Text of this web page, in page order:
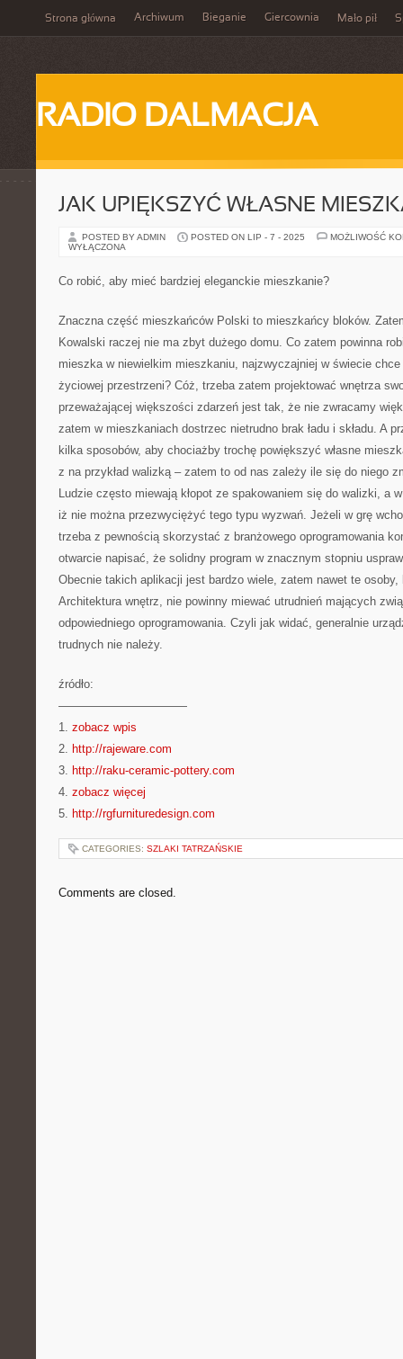
Strona główna Archiwum Bieganie Giercownia Mało pił
RADIO DALMACJA
JAK UPIĘKSZYĆ WŁASNE
POSTED BY ADMIN POSTED ON LIP - 7 - 2025
MOŻLIWOŚĆ
WYŁĄCZONA
Co robić, aby mieć bardziej eleganckie mieszkanie?
Znaczna część mieszkańców Polski to mieszkańcy bloków.
Kowalski raczej nie ma zbyt dużego domu. Co zatem powinna
mieszka w niewielkim mieszkaniu, najzwyczajniej w świecie
życiowej przestrzeni? Cóż, trzeba zatem projektować wnętrza
przeważającej większości zdarzeń jest tak, że nie zwracamy
zatem w mieszkaniach dostrzec nietrudno brak ładu i składu. A
kilka sposobów, aby chociażby trochę powiększyć własne
z na przykład walizką – zatem to od nas zależy ile się do niego
Ludzie często miewają kłopot ze spakowaniem się do walizki, a
iż nie można przezwyciężyć tego typu wyzwań. Jeżeli w grę
trzeba z pewnością skorzystać z branżowego oprogramowania
otwarcie napisać, że solidny program w znacznym stopniu
Obecnie takich aplikacji jest bardzo wiele, zatem nawet te
Architektura wnętrz, nie powinny miewać utrudnień mających
odpowiedniego oprogramowania. Czyli jak widać, generalnie
trudnych nie należy.
źródło:
———————————
1. zobacz wpis
2. http://rajeware.com
3. http://raku-ceramic-pottery.com
4. zobacz więcej
5. http://rgfurnituredesign.com
CATEGORIES: SZLAKI TATRZAŃSKIE
Comments are closed.